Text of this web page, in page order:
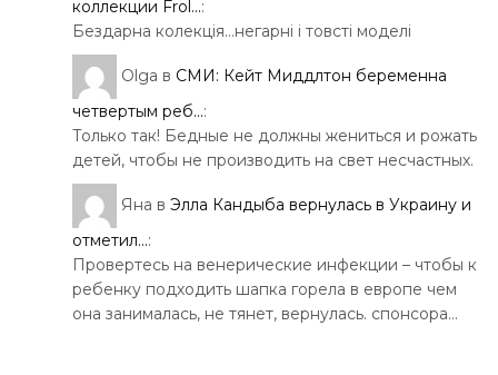
коллекции Frol...:
Бездарна колекція…негарні і товсті моделі
Olga в СМИ: Кейт Миддлтон беременна
четвертым реб...:
Только так! Бедные не должны жениться и рожать
детей, чтобы не производить на свет несчастных.
Яна в Элла Кандыба вернулась в Украину и
отметил...:
Провертесь на венерические инфекции – чтобы к
ребенку подходить шапка горела в европе чем
она занималась, не тянет, вернулась. спонсора…